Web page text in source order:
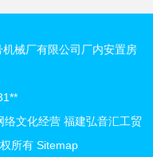
械厂有限公司厂内安置房
络文化经营 福建弘音汇工贸
所有 Sitemap